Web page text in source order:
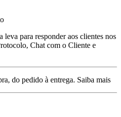
leva para responder aos clientes nos
Chat com o Cliente e
do pedido à entrega. Saiba mais